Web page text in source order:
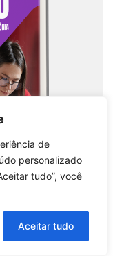
de
personalizado
tudo”, você
Aceitar tudo
para
Supervisor